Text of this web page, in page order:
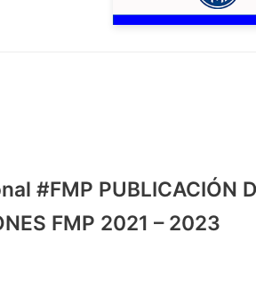
#FMP PUBLICACIÓN
FMP 2021 – 2023